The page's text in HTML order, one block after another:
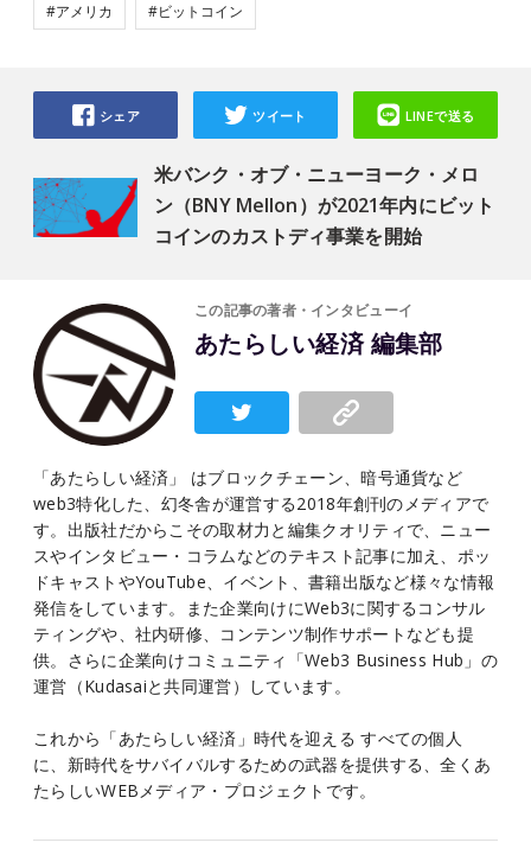
#アメリカ #ビットコイン
米バンク・オブ・ニューヨーク・メロ
ン（BNY Mellon）が2021年内にビット
コインのカストディ事業を開始
シェア ツイート LINEで送る
この記事の著者・インタビューイ
あたらしい経済 編集部
「あたらしい経済」 はブロックチェーン、暗号通貨など
web3特化した、幻冬舎が運営する2018年創刊のメディアで
す。出版社だからこその取材力と編集クオリティで、ニュー
スやインタビュー・コラムなどのテキスト記事に加え、ポッ
ドキャストやYouTube、イベント、書籍出版など様々な情報
発信をしています。また企業向けにWeb3に関するコンサル
ティングや、社内研修、コンテンツ制作サポートなども提
供。さらに企業向けコミュニティ「Web3 Business Hub」の
運営（Kudasaiと共同運営）しています。
これから「あたらしい経済」時代を迎える すべての個人
に、新時代をサバイバルするための武器を提供する、全くあ
たらしいWEBメディア・プロジェクトです。